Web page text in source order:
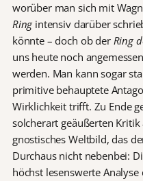
worüber man sich mit
Ringintensiv darüber
könnte – doch ob der Ring
uns heute noch
werden. Man kann sogar
primitive behauptete
Wirklichkeit trifft. Zu Ende
solcherart geäußerten
gnostisches Weltbild, das
Durchaus nicht nebenbei:
höchst lesenswerte